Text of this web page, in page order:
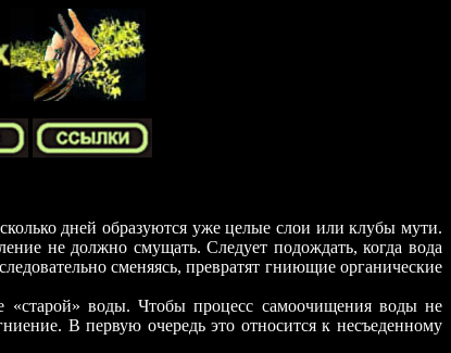
дней образуются уже целые слои или клубы мути.
не должно смущать. Следует подождать, когда вода
сменяясь, превратят гниющие органические
«старой» воды. Чтобы процесс самоочищения воды не
В первую очередь это относится к несъеденному